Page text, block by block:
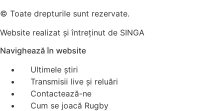
© Toate drepturile sunt rezervate.
Website realizat și întreținut de SINGA
Navighează în website
Ultimele știri
Transmisii live și reluări
Contactează-ne
Cum se joacă Rugby